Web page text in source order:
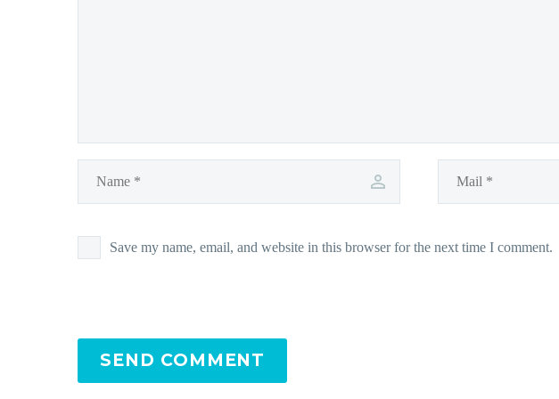
Save my name, email, and website in this browser for the next time I comment.
SEND COMMENT